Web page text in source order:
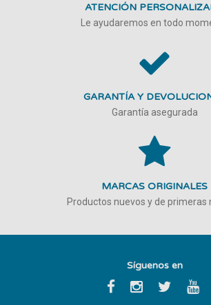
ATENCIÓN
Le ayudaremos en todo
GARANTÍA Y
Garantía asegurada
MARCAS ORIGINALES
Productos nuevos y de primeras
Síguenos en